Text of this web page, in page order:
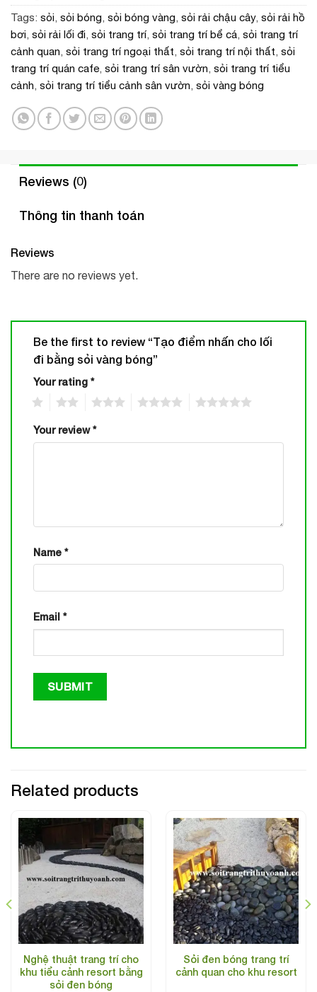
Tags: sỏi, sỏi bóng, sỏi bóng vàng, sỏi rải chậu cây, sỏi rải hồ
bơi, sỏi rải lối đi, sỏi trang trí, sỏi trang trí bể cá, sỏi trang trí
cảnh quan, sỏi trang trí ngoại thất, sỏi trang trí nội thất, sỏi
trang trí quán cafe, sỏi trang trí sân vườn, sỏi trang trí tiểu
cảnh, sỏi trang trí tiểu cảnh sân vườn, sỏi vàng bóng
Reviews (0)
Thông tin thanh toán
Reviews
There are no reviews yet.
Be the first to review “Tạo điểm nhấn cho lối
đi bằng sỏi vàng bóng”
Your rating *
Your review*
Name *
Email *
Related products
Nghệ thuật trang trí cho
khu tiểu cảnh resort bằng
sỏi đen bóng
Sỏi đen bóng trang trí
cảnh quan cho khu resort